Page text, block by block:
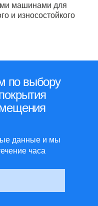
машинами для
и износостойкого
по выбору
данные и мы
часа